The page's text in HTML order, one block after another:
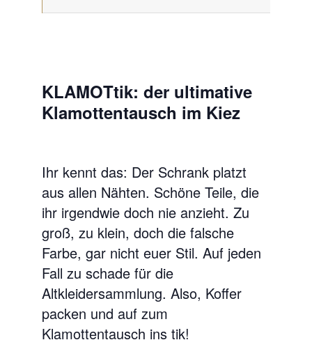
KLAMOTtik: der ultimative
Klamottentausch im Kiez
Ihr kennt das: Der Schrank platzt
aus allen Nähten. Schöne Teile, die
ihr irgendwie doch nie anzieht. Zu
groß, zu klein, doch die falsche
Farbe, gar nicht euer Stil. Auf jeden
Fall zu schade für die
Altkleidersammlung. Also, Koffer
packen und auf zum
Klamottentausch ins tik!